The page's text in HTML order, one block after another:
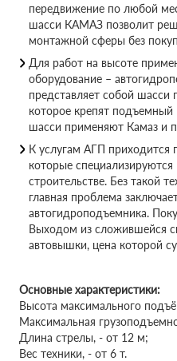
передвижение по любой
шасси КАМАЗ позволит
монтажной сферы без
Для работ на высоте
оборудование –
представляет собой шасси
которое крепят
шасси применяют Камаз и
К услугам АГП приходится
которые
строительстве. Без такой
главная проблема
автогидроподъемника.
Выходом из сложившейся
автовышки, цена которой
Основные характеристики:
Высота максимального
Максимальная
Длина стрелы, - от 12 м;
Вес техники, - от 6 т.